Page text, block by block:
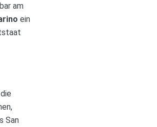
am
ein
San